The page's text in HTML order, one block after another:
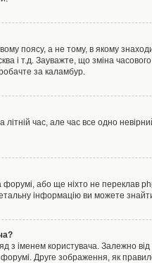
поясу, а не тому, в якому
і т.д. Зауважте, що зміна
за каламбур.
час, але час все одно
або ще ніхто не
інформацію ви можете
іменем користувача. Залежно
Друге зображення, як